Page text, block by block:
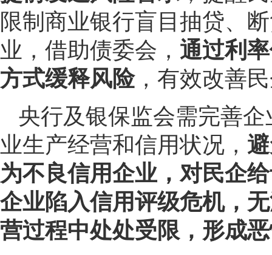
限制商业银行盲目抽贷、
业，借助债委会， 通过利
方式缓释风险，有效改善
央行及银保监会需完善
业生产经营和信用状况，
为不良信用企业，对民企
企业陷入信用评级危机，
营过程中处处受限，形成